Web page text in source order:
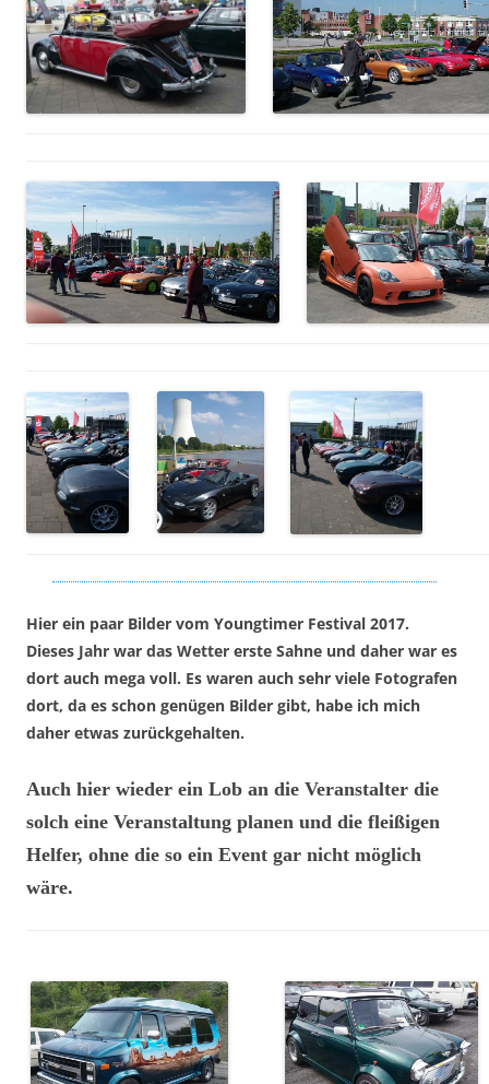
Hier ein paar Bilder vom Youngtimer Festival 2017.
Dieses Jahr war das Wetter erste Sahne und daher war es
dort auch mega voll. Es waren auch sehr viele Fotografen
dort, da es schon genügen Bilder gibt, habe ich mich
daher etwas zurückgehalten.
Auch hier wieder ein Lob an die Veranstalter die
solch eine Veranstaltung planen und die fleißigen
Helfer, ohne die so ein Event gar nicht möglich
wäre.